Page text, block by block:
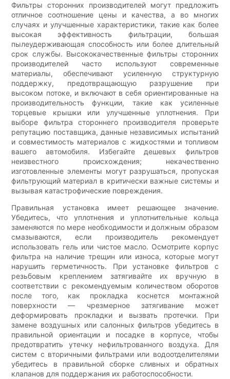
Фильтры сторонних производителей могут предложить
отличное соотношение цены и качества, а во многих
случаях и улучшенные характеристики, такие как более
высокая эффективность фильтрации, большая
пылеудерживающая способность или более длительный
срок службы. Высококачественные фильтры сторонних
производителей часто используют современные
материалы, обеспечивают усиленную структурную
поддержку, предотвращающую разрушение при
высоком потоке, и включают в себя ориентированные на
производительность функции, такие как усиленные
торцевые крышки или улучшенные уплотнения. При
выборе фильтра стороннего производителя проверьте
репутацию поставщика, данные независимых испытаний
и совместимость материалов с жидкостями и топливом
вашего автомобиля. Избегайте дешевых фильтров
неизвестного происхождения; некачественно
изготовленные элементы могут разрушаться, пропуская
фильтрующий материал в критически важные системы и
вызывая катастрофические повреждения.
Правильная установка имеет решающее значение.
Убедитесь, что уплотнения и уплотнительные кольца
заменяются по мере необходимости и должным образом
смазываются, если производитель рекомендует
использовать гель или чистое масло. Осмотрите корпус
фильтра на наличие трещин или износа, которые могут
нарушить герметичность. При установке фильтров с
резьбовым креплением затягивайте их вручную в
соответствии с рекомендуемым количеством оборотов
после того, как прокладка коснется монтажной
поверхности — чрезмерное затягивание может
деформировать прокладки и вызвать протечки. При
замене воздушных или салонных фильтров убедитесь в
правильной ориентации и посадке в корпусе, чтобы
предотвратить утечку нефильтрованного воздуха. Для
систем с вторичными фильтрами или водоотделителями
убедитесь в правильной сборке сливных и обратных
клапанов для поддержания их работоспособности.